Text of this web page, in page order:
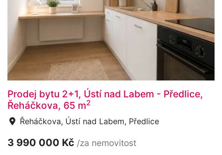
Prodej bytu 2+1, Ústí nad Labem - Předlice,
Řeháčkova, 65 m2
Řeháčkova, Ústí nad Labem, Předlice
3 990 000 Kč /za nemovitost